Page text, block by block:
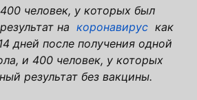
человек, у которых был
на коронавирус как
дней после получения одной
и 400 человек, у которых
результат без вакцины.